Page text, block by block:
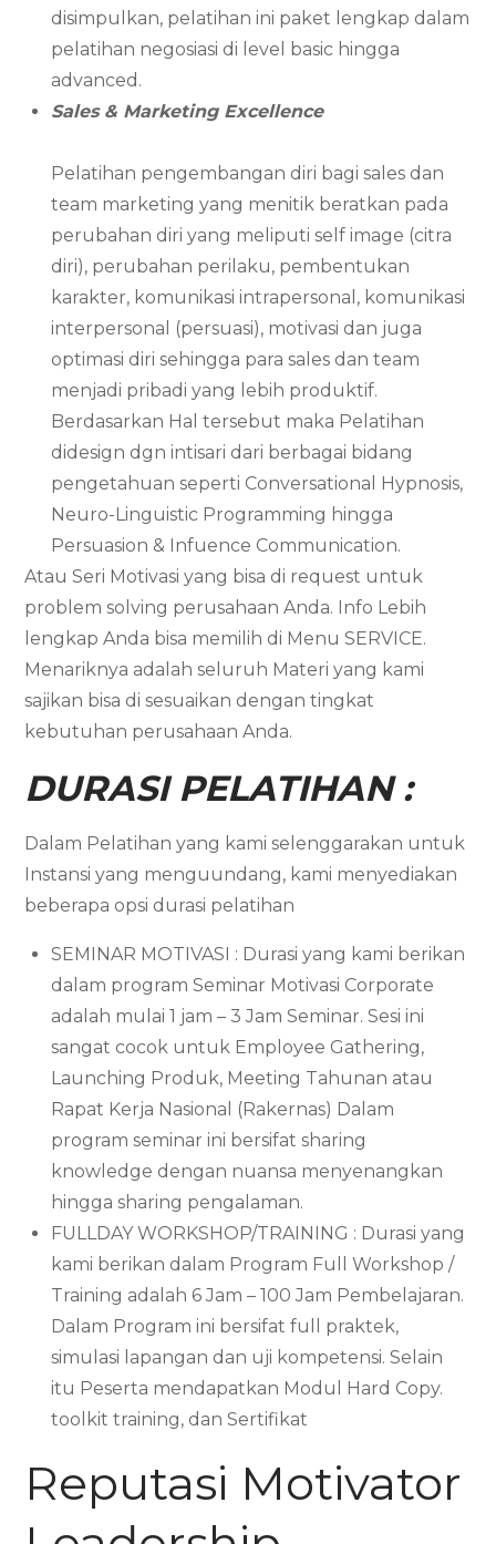
disimpulkan, pelatihan ini paket lengkap dalam
pelatihan negosiasi di level basic hingga
advanced.
Sales & Marketing Excellence
Pelatihan pengembangan diri bagi sales dan
team marketing yang menitik beratkan pada
perubahan diri yang meliputi self image (citra
diri), perubahan perilaku, pembentukan
karakter, komunikasi intrapersonal, komunikasi
interpersonal (persuasi), motivasi dan juga
optimasi diri sehingga para sales dan team
menjadi pribadi yang lebih produktif.
Berdasarkan Hal tersebut maka Pelatihan
didesign dgn intisari dari berbagai bidang
pengetahuan seperti Conversational Hypnosis,
Neuro-Linguistic Programming hingga
Persuasion & Infuence Communication.
Atau Seri Motivasi yang bisa di request untuk
problem solving perusahaan Anda. Info Lebih
lengkap Anda bisa memilih di Menu SERVICE.
Menariknya adalah seluruh Materi yang kami
sajikan bisa di sesuaikan dengan tingkat
kebutuhan perusahaan Anda.
DURASI PELATIHAN :
Dalam Pelatihan yang kami selenggarakan untuk
Instansi yang menguundang, kami menyediakan
beberapa opsi durasi pelatihan
SEMINAR MOTIVASI : Durasi yang kami berikan
dalam program Seminar Motivasi Corporate
adalah mulai 1 jam – 3 Jam Seminar. Sesi ini
sangat cocok untuk Employee Gathering,
Launching Produk, Meeting Tahunan atau
Rapat Kerja Nasional (Rakernas) Dalam
program seminar ini bersifat sharing
knowledge dengan nuansa menyenangkan
hingga sharing pengalaman.
FULLDAY WORKSHOP/TRAINING : Durasi yang
kami berikan dalam Program Full Workshop /
Training adalah 6 Jam – 100 Jam Pembelajaran.
Dalam Program ini bersifat full praktek,
simulasi lapangan dan uji kompetensi. Selain
itu Peserta mendapatkan Modul Hard Copy.
toolkit training, dan Sertifikat
Reputasi Motivator